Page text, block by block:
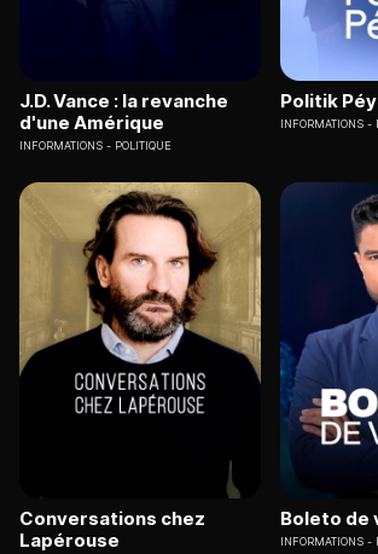
J.D. Vance : la revanche
d'une Amérique
INFORMATIONS POLITIQUE
Politik
INFORMATIONS
Conversations chez
Lapérouse
Boleto de
INFORMATIONS